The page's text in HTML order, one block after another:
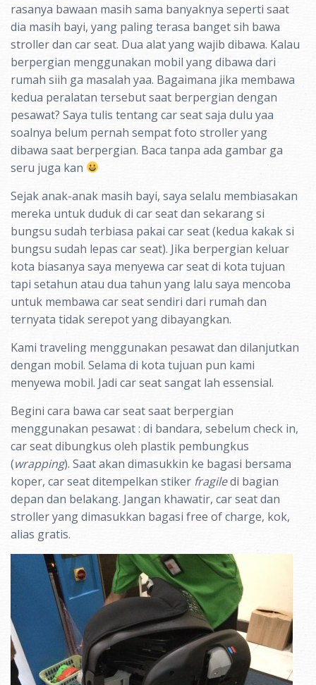
rasanya bawaan masih sama banyaknya seperti saat
dia masih bayi, yang paling terasa banget sih bawa
stroller dan car seat. Dua alat yang wajib dibawa. Kalau
berpergian menggunakan mobil yang dibawa dari
rumah siih ga masalah yaa. Bagaimana jika membawa
kedua peralatan tersebut saat berpergian dengan
pesawat? Saya tulis tentang car seat saja dulu yaa
soalnya belum pernah sempat foto stroller yang
dibawa saat berpergian. Baca tanpa ada gambar ga
seru juga kan
Sejak anak-anak masih bayi, saya selalu membiasakan
mereka untuk duduk di car seat dan sekarang si
bungsu sudah terbiasa pakai car seat (kedua kakak si
bungsu sudah lepas car seat). Jika berpergian keluar
kota biasanya saya menyewa car seat di kota tujuan
tapi setahun atau dua tahun yang lalu saya mencoba
untuk membawa car seat sendiri dari rumah dan
ternyata tidak serepot yang dibayangkan.
Kami traveling menggunakan pesawat dan dilanjutkan
dengan mobil. Selama di kota tujuan pun kami
menyewa mobil. Jadi car seat sangat lah essensial.
Begini cara bawa car seat saat berpergian
menggunakan pesawat : di bandara, sebelum check in,
car seat dibungkus oleh plastik pembungkus
(wrapping). Saat akan dimasukkin ke bagasi bersama
koper, car seat ditempelkan stiker fragiledi bagian
depan dan belakang. Jangan khawatir, car seat dan
stroller yang dimasukkan bagasi free of charge, kok,
alias gratis.